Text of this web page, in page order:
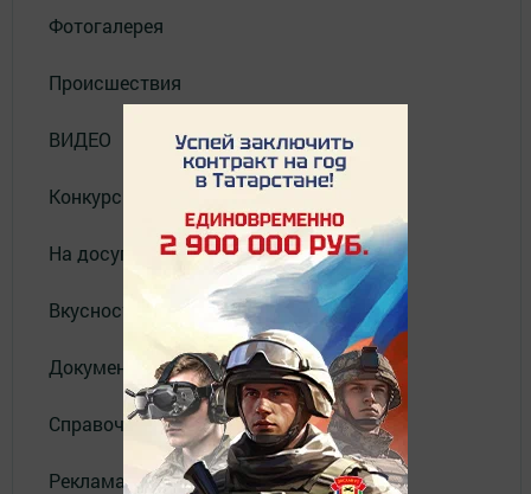
Фотогалерея
Происшествия
ВИДЕО
Конкурсы
На досуге
Вкусности
Документы
Справочник
Реклама